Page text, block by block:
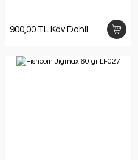
900,00 TL Kdv Dahil